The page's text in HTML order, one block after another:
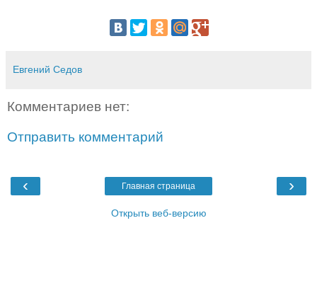
Евгений Седов
Комментариев нет:
Отправить комментарий
‹ ›
Главная страница
Открыть веб-версию